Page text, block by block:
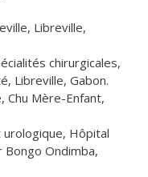
Libreville,
chirurgicales,
Libreville, Gabon.
Chu Mère-Enfant,
urologique, Hôpital
Ondimba,